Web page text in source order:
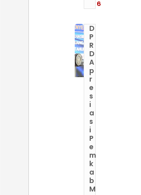
6
D
P
R
D
A
p
r
e
s
i
a
s
i
P
e
m
k
a
b
M